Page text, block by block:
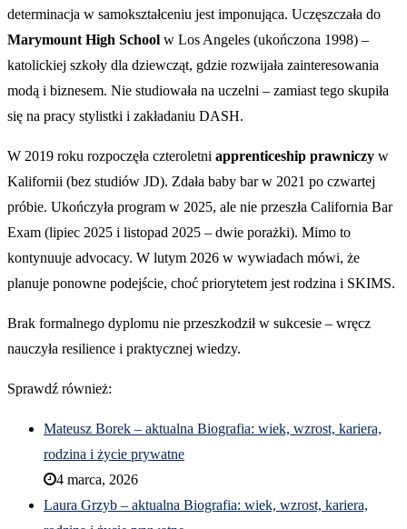
determinacja w samokształceniu jest imponująca. Uczęszczała do
Marymount High School w Los Angeles (ukończona 1998) –
katolickiej szkoły dla dziewcząt, gdzie rozwijała zainteresowania
modą i biznesem. Nie studiowała na uczelni – zamiast tego skupiła
się na pracy stylistki i zakładaniu DASH.
W 2019 roku rozpoczęła czteroletni apprenticeship prawniczy w
Kalifornii (bez studiów JD). Zdała baby bar w 2021 po czwartej
próbie. Ukończyła program w 2025, ale nie przeszła California Bar
Exam (lipiec 2025 i listopad 2025 – dwie porażki). Mimo to
kontynuuje advocacy. W lutym 2026 w wywiadach mówi, że
planuje ponowne podejście, choć priorytetem jest rodzina i SKIMS.
Brak formalnego dyplomu nie przeszkodził w sukcesie – wręcz
nauczyła resilience i praktycznej wiedzy.
Sprawdź również:
Mateusz Borek – aktualna Biografia: wiek, wzrost, kariera,
rodzina i życie prywatne
4 marca, 2026
Laura Grzyb – aktualna Biografia: wiek, wzrost, kariera,